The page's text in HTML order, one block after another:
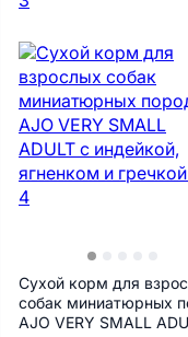
Сухой корм для
собак миниатюрных
AJO VERY SMALL